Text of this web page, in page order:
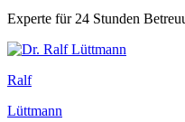
Experte für 24 Stunden
Ralf
Lüttmann